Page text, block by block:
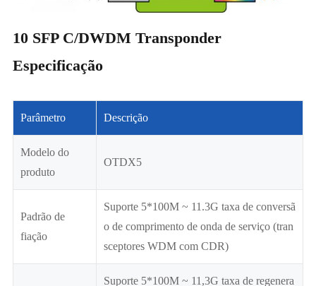
10 SFP C/DWDM Transponder
Especificação
Parâmetro Descrição
Modelo do
produto
OTDX5
Padrão de
fiação
Suporte 5*100M ~ 11.3G taxa de conversã
o de comprimento de onda de serviço (tran
sceptores WDM com CDR)
Suporte 5*100M ~ 11,3G taxa de regenera